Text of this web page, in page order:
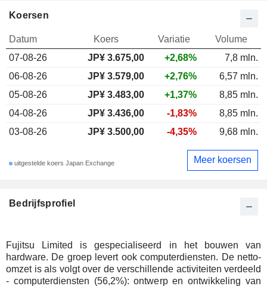
Bedrijfsprofiel
Fujitsu Limited is gespecialiseerd in het bouwen van
hardware. De groep levert ook computerdiensten. De netto-
omzet is als volgt over de verschillende activiteiten verdeeld
- computerdiensten (56,2%): ontwerp en ontwikkeling van
Koersen
Datum Koers Variatie
Volume
07-08-26
JP¥ 3.675,00 +2,68%
7,8 mln.
06-08-26
JP¥ 3.579,00 +2,76%
6,57 mln.
05-08-26
JP¥ 3.483,00 +1,37%
8,85 mln.
04-08-26
JP¥ 3.436,00 -1,83%
8,85 mln.
03-08-26
JP¥ 3.500,00 -4,35% 9,68 mln.
uitgestelde koers Japan Exchange Meer koersen